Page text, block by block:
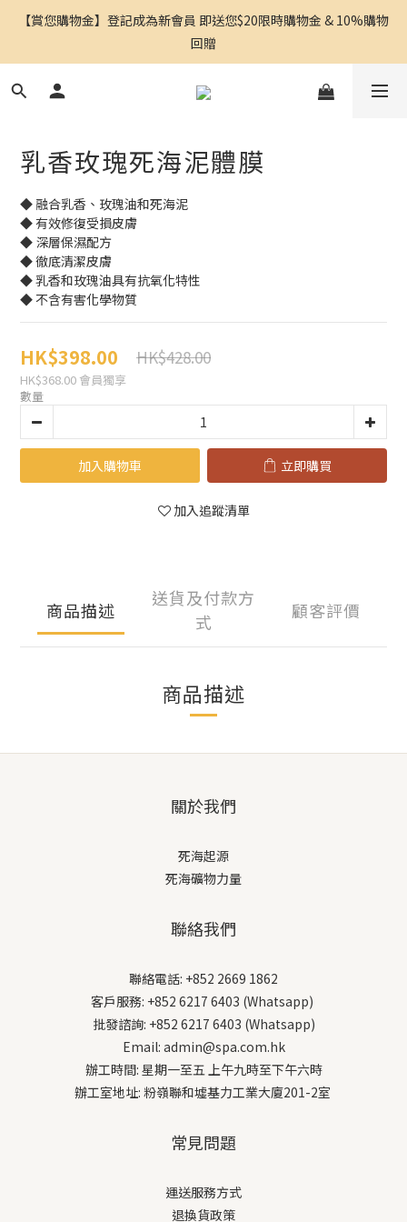
【賞您購物金】登記成為新會員 即送您$20限時購物金 & 10%購物
回贈
乳香玫瑰死海泥體膜
◆ 融合乳香、玫瑰油和死海泥
◆ 有效修復受損皮膚
◆ 深層保濕配方
◆ 徹底清潔皮膚
◆ 乳香和玫瑰油具有抗氧化特性
◆ 不含有害化學物質
HK$398.00 HK$428.00
HK$368.00 會員獨享
數量
加入購物車 立即購買
加入追蹤清單
商品描述
送貨及付款方
式
顧客評價
商品描述
關於我們
死海起源
死海礦物力量
聯絡我們
聯絡電話: +852 2669 1862
客戶服務: +852 6217 6403 (Whatsapp)
批發諮詢: +852 6217 6403 (Whatsapp)
Email: admin@spa.com.hk
辦工時間: 星期一至五 上午九時至下午六時
辦工室地址: 粉嶺聯和墟基力工業大廈201-2室
常見問題
運送服務方式
退換貨政策